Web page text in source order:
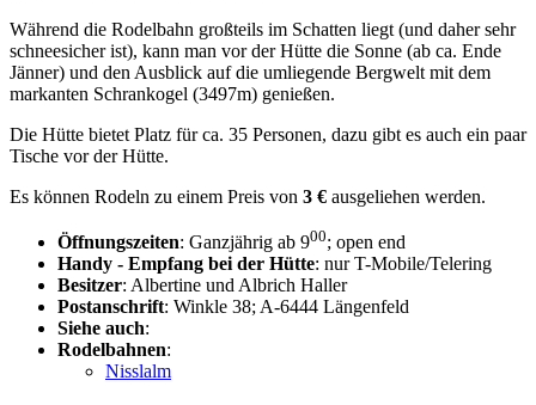
Während die Rodelbahn großteils im Schatten liegt (und daher sehr
schneesicher ist), kann man vor der Hütte die Sonne (ab ca. Ende
Jänner) und den Ausblick auf die umliegende Bergwelt mit dem
markanten Schrankogel (3497m) genießen.
Die Hütte bietet Platz für ca. 35 Personen, dazu gibt es auch ein paar
Tische vor der Hütte.
Es können Rodeln zu einem Preis von 3 € ausgeliehen werden.
Öffnungszeiten: Ganzjährig ab 900; open end
Handy - Empfang bei der Hütte: nur T-Mobile/Telering
Besitzer: Albertine und Albrich Haller
Postanschrift: Winkle 38; A-6444 Längenfeld
Siehe auch:
Rodelbahnen:
Nisslalm